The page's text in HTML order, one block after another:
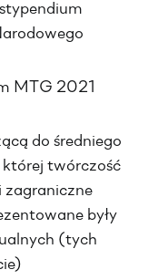
MTG 2021
do średniego
twórczość
zagraniczne
były
(tych